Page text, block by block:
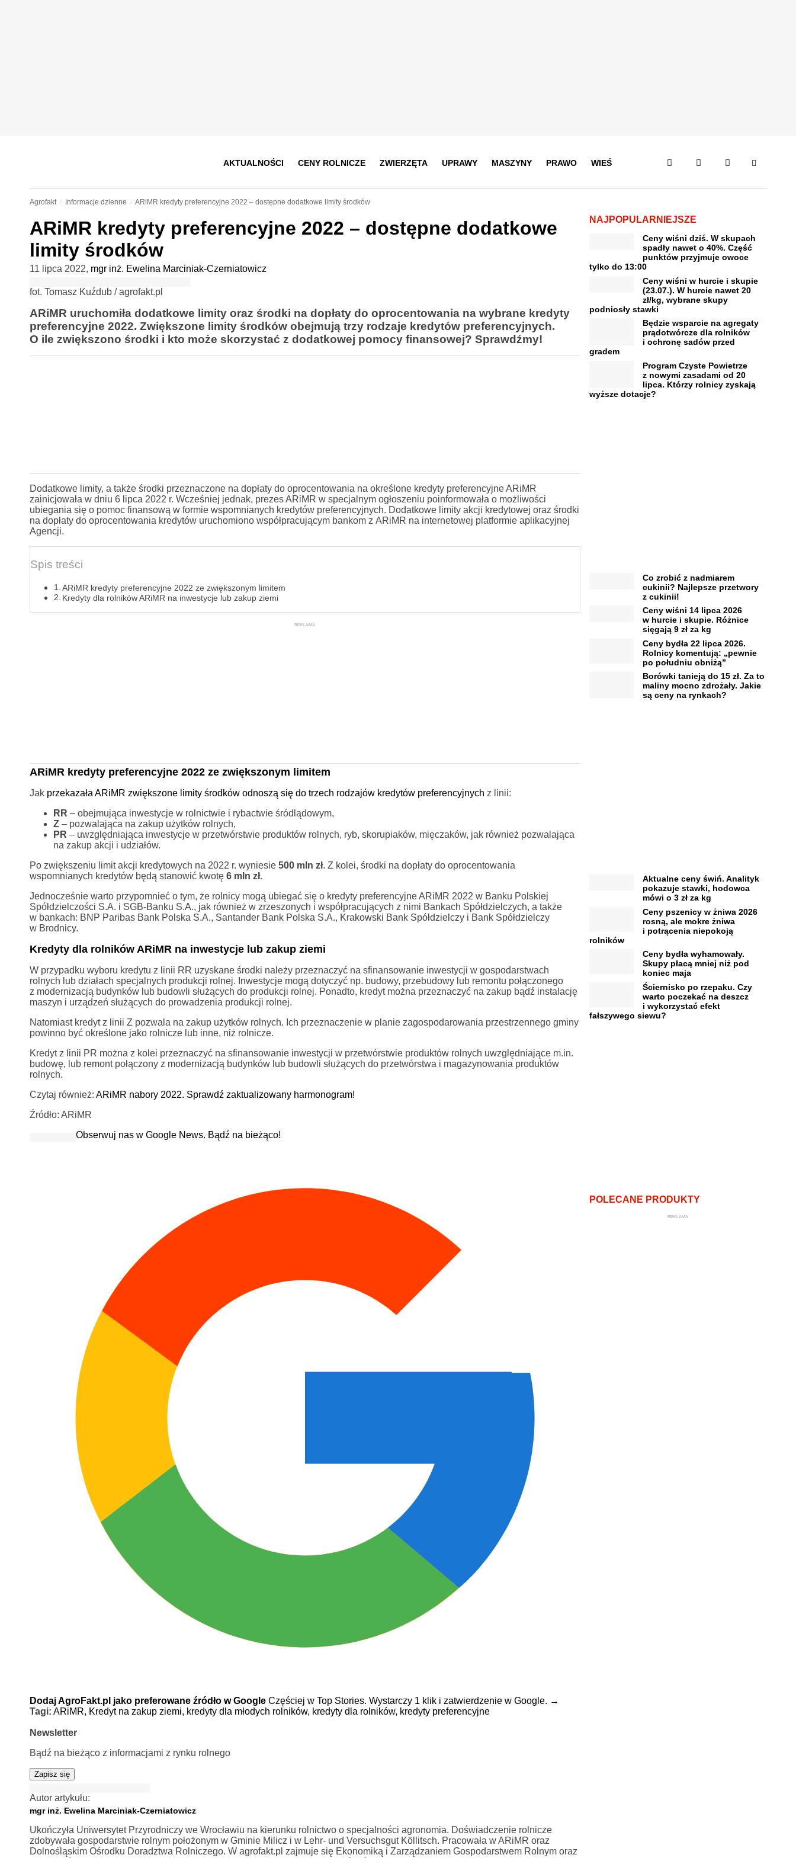
AKTUALNOŚCI CENY ROLNICZE ZWIERZĘTA UPRAWY MASZYNY PRAWO WIEŚ
Agrofakt Informacje dzienne ARiMR kredyty preferencyjne 2022 – dostępne dodatkowe limity środków
ARiMR kredyty preferencyjne 2022 – dostępne dodatkowe
limity środków
11 lipca 2022, mgr inż. Ewelina Marciniak-Czerniatowicz
fot. Tomasz Kuźdub / agrofakt.pl
ARiMR uruchomiła dodatkowe limity oraz środki na dopłaty do oprocentowania na wybrane kredyty
preferencyjne 2022. Zwiększone limity środków obejmują trzy rodzaje kredytów preferencyjnych.
O ile zwiększono środki i kto może skorzystać z dodatkowej pomocy finansowej? Sprawdźmy!
Dodatkowe limity, a także środki przeznaczone na dopłaty do oprocentowania na określone kredyty preferencyjne ARiMR
zainicjowała w dniu 6 lipca 2022 r. Wcześniej jednak, prezes ARiMR w specjalnym ogłoszeniu poinformowała o możliwości
ubiegania się o pomoc finansową w formie wspomnianych kredytów preferencyjnych. Dodatkowe limity akcji kredytowej oraz środki
na dopłaty do oprocentowania kredytów uruchomiono współpracującym bankom z ARiMR na internetowej platformie aplikacyjnej
Agencji.
Spis treści
ARiMR kredyty preferencyjne 2022 ze zwiększonym limitem
Kredyty dla rolników ARiMR na inwestycje lub zakup ziemi
REKLAMA
ARiMR kredyty preferencyjne 2022 ze zwiększonym limitem
Jak przekazała ARiMR zwiększone limity środków odnoszą się do trzech rodzajów kredytów preferencyjnych z linii:
RR – obejmująca inwestycje w rolnictwie i rybactwie śródlądowym,
Z– pozwalająca na zakup użytków rolnych,
PR – uwzględniająca inwestycje w przetwórstwie produktów rolnych, ryb, skorupiaków, mięczaków, jak również pozwalająca
na zakup akcji i udziałów.
Po zwiększeniu limit akcji kredytowych na 2022 r. wyniesie 500 mln zł. Z kolei, środki na dopłaty do oprocentowania
wspomnianych kredytów będą stanowić kwotę 6 mln zł.
Jednocześnie warto przypomnieć o tym, że rolnicy mogą ubiegać się o kredyty preferencyjne ARiMR 2022 w Banku Polskiej
Spółdzielczości S.A. i SGB-Banku S.A., jak również w zrzeszonych i współpracujących z nimi Bankach Spółdzielczych, a także
w bankach: BNP Paribas Bank Polska S.A., Santander Bank Polska S.A., Krakowski Bank Spółdzielczy i Bank Spółdzielczy
w Brodnicy.
Kredyty dla rolników ARiMR na inwestycje lub zakup ziemi
W przypadku wyboru kredytu z linii RR uzyskane środki należy przeznaczyć na sfinansowanie inwestycji w gospodarstwach
rolnych lub działach specjalnych produkcji rolnej. Inwestycje mogą dotyczyć np. budowy, przebudowy lub remontu połączonego
z modernizacją budynków lub budowli służących do produkcji rolnej. Ponadto, kredyt można przeznaczyć na zakup bądź instalację
maszyn i urządzeń służących do prowadzenia produkcji rolnej.
Natomiast kredyt z linii Z pozwala na zakup użytków rolnych. Ich przeznaczenie w planie zagospodarowania przestrzennego gminy
powinno być określone jako rolnicze lub inne, niż rolnicze.
Kredyt z linii PR można z kolei przeznaczyć na sfinansowanie inwestycji w przetwórstwie produktów rolnych uwzględniające m.in.
budowę, lub remont połączony z modernizacją budynków lub budowli służących do przetwórstwa i magazynowania produktów
rolnych.
Czytaj również: ARiMR nabory 2022. Sprawdź zaktualizowany harmonogram!
Źródło: ARiMR
Obserwuj nas w Google News. Bądź na bieżąco!
Dodaj AgroFakt.pl jako preferowane źródło w Google Częściej w Top Stories. Wystarczy 1 klik i zatwierdzenie w Google. →
Tagi: ARiMR, Kredyt na zakup ziemi, kredyty dla młodych rolników, kredyty dla rolników, kredyty preferencyjne
Newsletter
Bądź na bieżąco z informacjami z rynku rolnego
Zapisz się
Autor artykułu:
mgr inż. Ewelina Marciniak-Czerniatowicz
Ukończyła Uniwersytet Przyrodniczy we Wrocławiu na kierunku rolnictwo o specjalności agronomia. Doświadczenie rolnicze
zdobywała gospodarstwie rolnym położonym w Gminie Milicz i w Lehr- und Versuchsgut Köllitsch. Pracowała w ARiMR oraz
Dolnośląskim Ośrodku Doradztwa Rolniczego. W agrofakt.pl zajmuje się Ekonomiką i Zarządzaniem Gospodarstwem Rolnym oraz
NAJPOPULARNIEJSZE
Ceny wiśni dziś. W skupach
spadły nawet o 40%. Część
punktów przyjmuje owoce
tylko do 13:00
Ceny wiśni w hurcie i skupie
(23.07.). W hurcie nawet 20
zł/kg, wybrane skupy
podniosły stawki
Będzie wsparcie na agregaty
prądotwórcze dla rolników
i ochronę sadów przed
gradem
Program Czyste Powietrze
z nowymi zasadami od 20
lipca. Którzy rolnicy zyskają
wyższe dotacje?
Co zrobić z nadmiarem
cukinii? Najlepsze przetwory
z cukinii!
Ceny wiśni 14 lipca 2026
w hurcie i skupie. Różnice
sięgają 9 zł za kg
Ceny bydła 22 lipca 2026.
Rolnicy komentują: „pewnie
po południu obniżą”
Borówki tanieją do 15 zł. Za to
maliny mocno zdrożały. Jakie
są ceny na rynkach?
Aktualne ceny świń. Analityk
pokazuje stawki, hodowca
mówi o 3 zł za kg
Ceny pszenicy w żniwa 2026
rosną, ale mokre żniwa
i potrącenia niepokoją
rolników
Ceny bydła wyhamowały.
Skupy płacą mniej niż pod
koniec maja
Ściernisko po rzepaku. Czy
warto poczekać na deszcz
i wykorzystać efekt
fałszywego siewu?
POLECANE PRODUKTY
REKLAMA